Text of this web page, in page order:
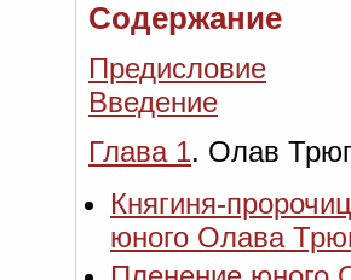
Содержание
Предисловие
Введение
Глава 1. Олав
Княгиня-
юного Олава